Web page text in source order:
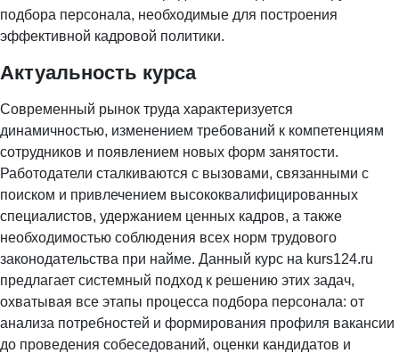
подбора персонала, необходимые для построения
эффективной кадровой политики.
Актуальность курса
Современный рынок труда характеризуется
динамичностью, изменением требований к компетенциям
сотрудников и появлением новых форм занятости.
Работодатели сталкиваются с вызовами, связанными с
поиском и привлечением высококвалифицированных
специалистов, удержанием ценных кадров, а также
необходимостью соблюдения всех норм трудового
законодательства при найме. Данный курс на kurs124.ru
предлагает системный подход к решению этих задач,
охватывая все этапы процесса подбора персонала: от
анализа потребностей и формирования профиля вакансии
до проведения собеседований, оценки кандидатов и